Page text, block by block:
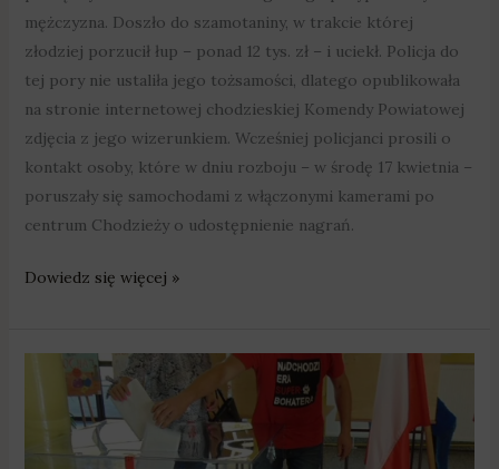
mężczyzna. Doszło do szamotaniny, w trakcie której
złodziej porzucił łup – ponad 12 tys. zł – i uciekł. Policja do
tej pory nie ustaliła jego tożsamości, dlatego opublikowała
na stronie internetowej chodzieskiej Komendy Powiatowej
zdjęcia z jego wizerunkiem. Wcześniej policjanci prosili o
kontakt osoby, które w dniu rozboju – w środę 17 kwietnia –
poruszały się samochodami z włączonymi kamerami po
centrum Chodzieży o udostępnienie nagrań.
Dowiedz się więcej »
Wyborcza
dogrywka
mieszkańcy